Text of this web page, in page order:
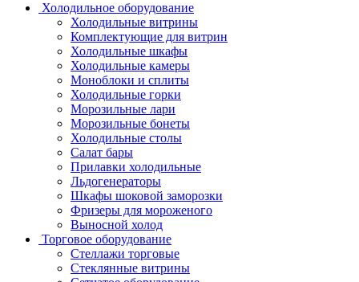
Холодильное оборудование
Холодильные витрины
Комплектующие для витрин
Холодильные шкафы
Холодильные камеры
Моноблоки и сплиты
Холодильные горки
Морозильные лари
Морозильные бонеты
Холодильные столы
Салат бары
Прилавки холодильные
Льдогенераторы
Шкафы шоковой заморозки
Фризеры для мороженого
Выносной холод
Торговое оборудование
Стеллажи торговые
Стеклянные витрины